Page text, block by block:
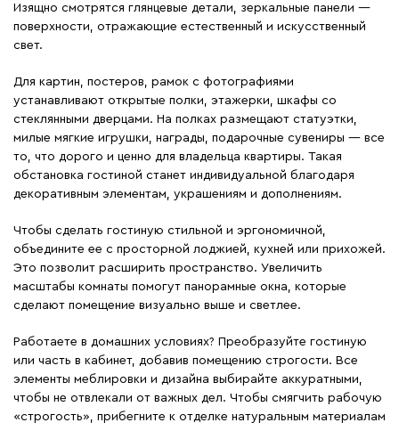
Изящно смотрятся глянцевые детали, зеркальные панели ―
поверхности, отражающие естественный и искусственный
свет.
Для картин, постеров, рамок с фотографиями
устанавливают открытые полки, этажерки, шкафы со
стеклянными дверцами. На полках размещают статуэтки,
милые мягкие игрушки, награды, подарочные сувениры ― все
то, что дорого и ценно для владельца квартиры. Такая
обстановка гостиной станет индивидуальной благодаря
декоративным элементам, украшениям и дополнениям.
Чтобы сделать гостиную стильной и эргономичной,
объедините ее с просторной лоджией, кухней или прихожей.
Это позволит расширить пространство. Увеличить
масштабы комнаты помогут панорамные окна, которые
сделают помещение визуально выше и светлее.
Работаете в домашних условиях? Преобразуйте гостиную
или часть в кабинет, добавив помещению строгости. Все
элементы меблировки и дизайна выбирайте аккуратными,
чтобы не отвлекали от важных дел. Чтобы смягчить рабочую
«строгость», прибегните к отделке натуральным материалам